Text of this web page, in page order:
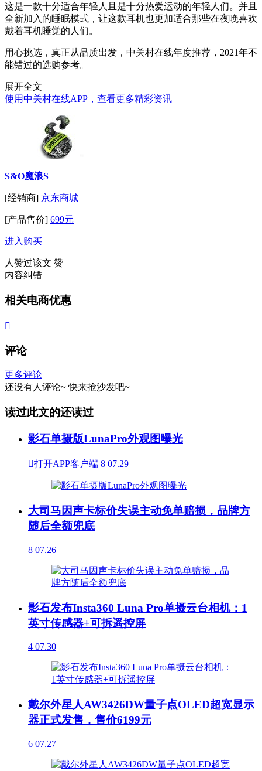
这是一款十分适合年轻人且是十分热爱运动的年轻人们。并且
全新加入的睡眠模式，让这款耳机也更加适合那些在夜晚喜欢
戴着耳机睡觉的人们。
用心挑选，真正从品质出发，中关村在线年度推荐，2021年不
能错过的选购参考。
展开全文
使用中关村在线APP，查看更多精彩资讯
S&O魔浪S
[经销商] 京东商城
[产品售价] 699元
进入购买
人赞过该文 赞
内容纠错
相关电商优惠

评论
更多评论
还没有人评论~ 快来抢沙发吧~
读过此文的还读过
影石单摄版LunaPro外观图曝光
打开APP客户端 8 07.29
大司马因声卡标价失误主动免单赔损，品牌方
随后全额兜底
8 07.26
影石发布Insta360 Luna Pro单摄云台相机：1
英寸传感器+可拆遥控屏
4 07.30
戴尔外星人AW3426DW量子点OLED超宽显示
器正式发售，售价6199元
6 07.27